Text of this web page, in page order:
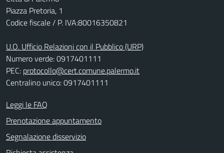
Piazza Pretoria, 1
Codice fiscale / P. IVA:80016350821
U.O. Ufficio Relazioni con il Pubblico (URP)
Numero verde: 0917401111
PEC: protocollo@cert.comune.palermo.it
Centralino unico: 0917401111
Leggi le FAQ
Prenotazione appuntamento
Segnalazione disservizio